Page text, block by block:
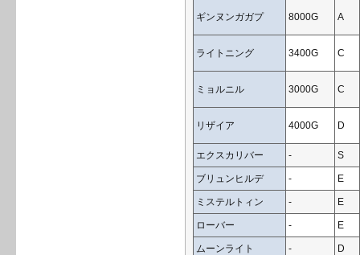
ギンヌンガガプ 8000G A
ライトニング 3400G C
ミョルニル 3000G C
リザイア 4000G D
エクスカリバー - S
ブリュンヒルデ - E
ミステルトィン - E
ローバー - E
ムーンライト - D